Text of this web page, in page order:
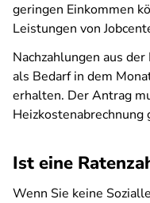
geringen Einkommen
Leistungen von
Nachzahlungen aus
als Bedarf in dem
erhalten. Der Antrag
Ist eine
Wenn Sie keine